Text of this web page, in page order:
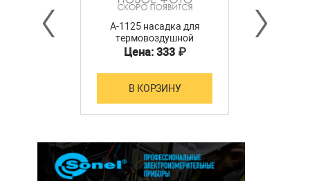
A-1125 насадка для
термовоздушной
станции ATTEN
Цена: 333 ₽
В КОРЗИНУ